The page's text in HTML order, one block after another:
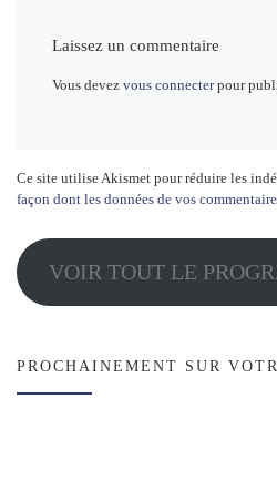
Laissez un commentaire
Vous devezvous connecterpour
Ce site utilise Akismet pour réduire les
façon dont les données de vos
VOIR TOUT LE
PROCHAINEMENT SUR